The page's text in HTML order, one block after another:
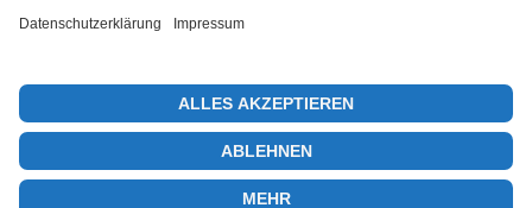
…
© 2026 KryptoInsights.de
ImpressumDatenschutz